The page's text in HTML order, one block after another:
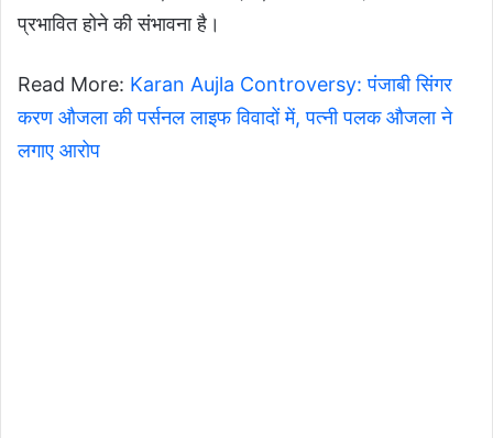
प्रभावित होने की संभावना है।
Read More: Karan Aujla Controversy: पंजाबी सिंगर
करण औजला की पर्सनल लाइफ विवादों में, पत्नी पलक औजला ने
लगाए आरोप